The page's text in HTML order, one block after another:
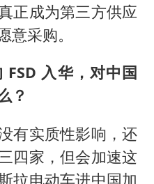
正成为第三方供应
采购。
入华，对中国
？
有实质性影响，还
四家，但会加速这
拉电动车进中国加